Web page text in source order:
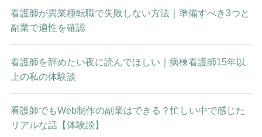
看護師が異業種転職で失敗しない方法｜準備すべき3つと
副業で適性を確認
看護師を辞めたい夜に読んでほしい｜病棟看護師15年以
上の私の体験談
看護師でもWeb制作の副業はできる？忙しい中で感じた
リアルな話【体験談】